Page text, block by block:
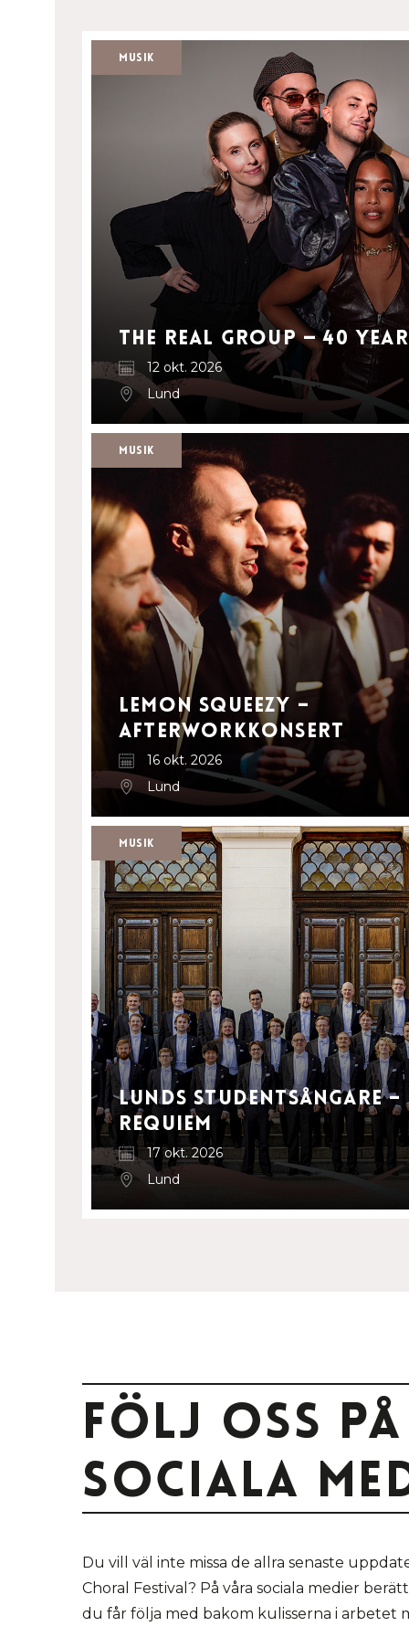
Musik
The Real Group — 40
12 okt. 2026
Lund
Musik
Lemon Squeezy –
afterworkkonsert
16 okt. 2026
Lund
Musik
Lunds Studentsångare –
Requiem
17 okt. 2026
Lund
Följ oss på
sociala
Du vill väl inte missa de allra senaste
Choral Festival? På våra sociala medier
du får följa med bakom kulisserna i arbetet